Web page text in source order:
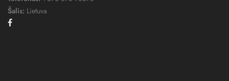
Šalis: Lietuva